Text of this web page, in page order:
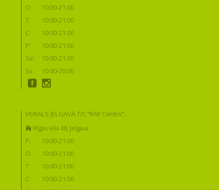
O:
10:00-21:00
T:
10:00-21:00
C:
10:00-21:00
P:
10:00-21:00
Se:
10:00-21:00
Sv:
10:00-20:00
VEIKALS JELGAVĀ T/C "RAF Centrs":
Rīgas iela 48, Jelgava
P:
10:00-21:00
O:
10:00-21:00
T:
10:00-21:00
C:
10:00-21:00